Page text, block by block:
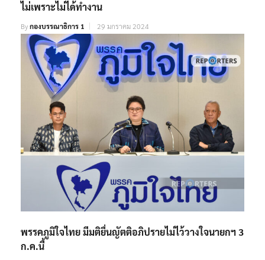
ไม่เพราะไม่ได้ทำงาน
Byกองบรรณาธิการ 1 29 มกราคม 2024
พรรคภูมิใจไทย มีมติยื่นญัตติอภิปรายไม่ไว้วางใจนายกฯ 3
ก.ค.นี้